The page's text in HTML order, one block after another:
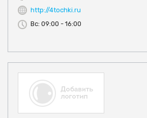
http://4tochki.ru
Вс: 09:00 - 16:00